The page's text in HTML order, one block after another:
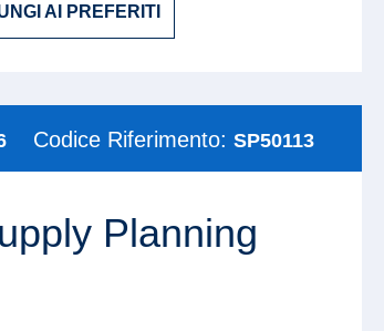
AI PREFERITI
Codice Riferimento: SP50113
Planning